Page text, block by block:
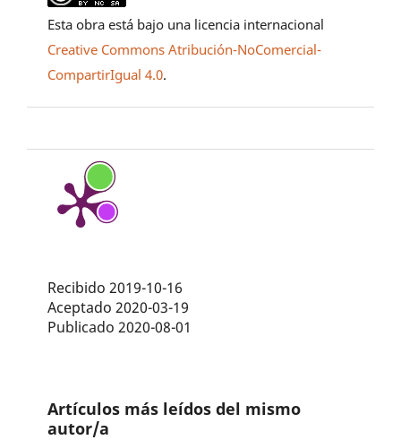
Esta obra está bajo una licencia internacional
Creative Commons Atribución-NoComercial-
CompartirIgual 4.0.
Recibido 2019-10-16
Aceptado 2020-03-19
Publicado 2020-08-01
Artículos más leídos del mismo
autor/a